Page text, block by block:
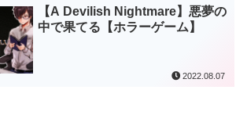
【A Devilish Nightmare】悪夢の
中で果てる【ホラーゲーム】
2022.08.07